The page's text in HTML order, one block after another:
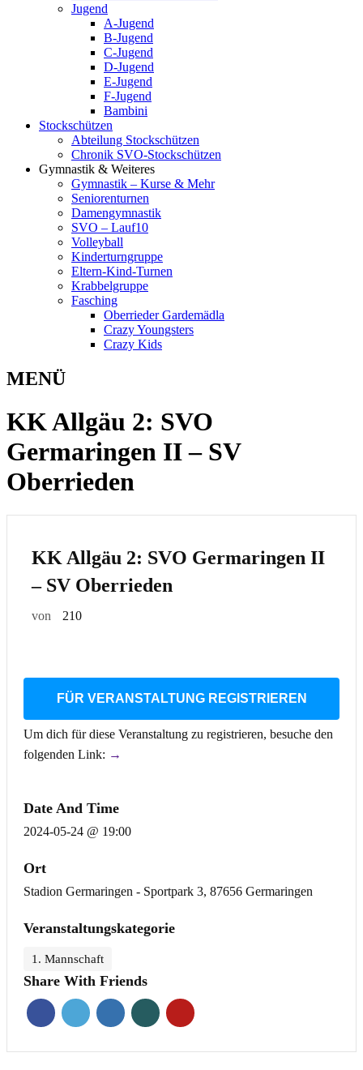
Jugend
A-Jugend
B-Jugend
C-Jugend
D-Jugend
E-Jugend
F-Jugend
Bambini
Stockschützen
Abteilung Stockschützen
Chronik SVO-Stockschützen
Gymnastik & Weiteres
Gymnastik – Kurse & Mehr
Seniorenturnen
Damengymnastik
SVO – Lauf10
Volleyball
Kinderturngruppe
Eltern-Kind-Turnen
Krabbelgruppe
Fasching
Oberrieder Gardemädla
Crazy Youngsters
Crazy Kids
MENÜ
KK Allgäu 2: SVO
Germaringen II – SV
Oberrieden
KK Allgäu 2: SVO Germaringen II
– SV Oberrieden
von 210
FÜR VERANSTALTUNG REGISTRIEREN
Um dich für diese Veranstaltung zu registrieren, besuche den
folgenden Link: →
Date And Time
2024-05-24 @ 19:00
Ort
Stadion Germaringen - Sportpark 3, 87656 Germaringen
Veranstaltungskategorie
1. Mannschaft
Share With Friends